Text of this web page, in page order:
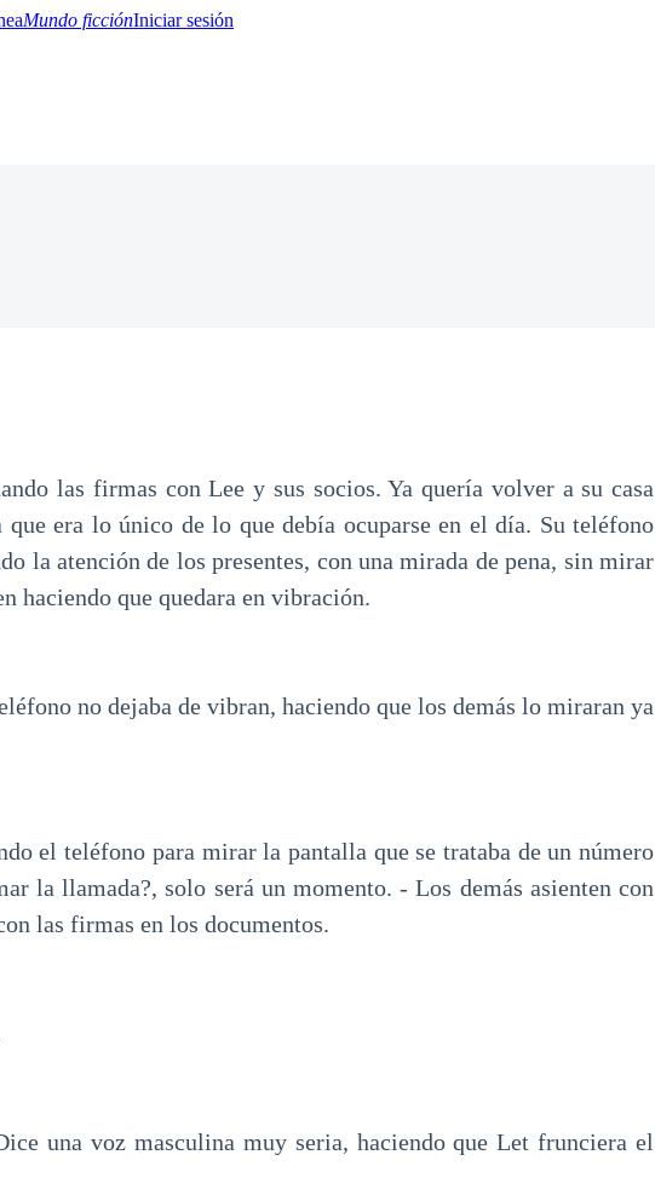
Mundo ficciónIniciar sesión
las firmas con Lee y sus socios. Ya quería volver a su casa
era lo único de lo que debía ocuparse en el día. Su teléfono
la atención de los presentes, con una mirada de pena, sin mirar
haciendo que quedara en vibración.
no dejaba de vibran, haciendo que los demás lo miraran ya
el teléfono para mirar la pantalla que se trataba de un número
la llamada?, solo será un momento. - Los demás asienten con
las firmas en los documentos.
una voz masculina muy seria, haciendo que Let frunciera el